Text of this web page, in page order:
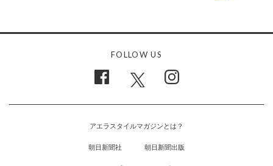
FOLLOW US
アエラスタイルマガジンとは？
朝日新聞社 朝日新聞出版